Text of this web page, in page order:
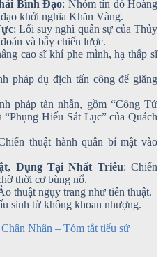
Bình Đạo: Nhóm tín đồ Hoàng
khởi nghĩa Khăn Vàng.
: Lối suy nghĩ quân sự của Thủy
và bẫy chiến lược.
cao sĩ khí phe mình, hạ thấp sĩ
pháp dụ địch tấn công để giăng
pháp tàn nhẫn, gồm “Công Tử
Hiếu Sát Lục” của Quách
thuật hành quân bí mật vào
Dụng Tại Nhất Triêu: Chiến
thời cơ bùng nổ.
thuật ngụy trang như tiên thuật.
sinh tử không khoan nhượng.
Nhân – Tóm tắt tiểu sử